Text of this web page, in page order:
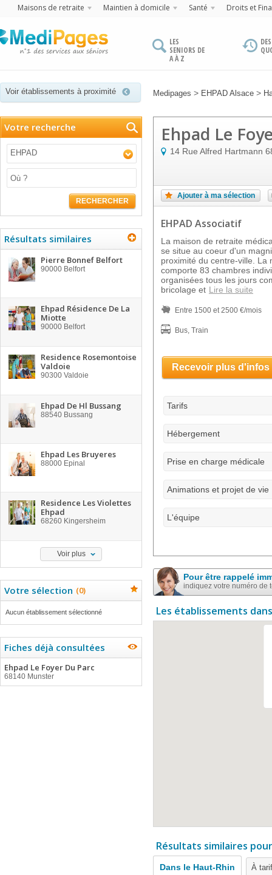
Maisons de retraite Maintien à domicile Santé Droits et
LES
SENIORS DE
A À Z
Voir établissements à proximité Medipages > EHPAD Alsace >
Votre recherche
EHPAD
RECHERCHER
Résultats similaires
Pierre Bonnef Belfort
90000 Belfort
Ehpad Résidence De La
Miotte
90000 Belfort
Residence Rosemontoise
Valdoie
90300 Valdoie
Ehpad De Hl Bussang
88540 Bussang
Ehpad Les Bruyeres
88000 Epinal
Residence Les Violettes
Ehpad
68260 Kingersheim
Voir plus
Votre sélection (0)
Aucun établissement sélectionné
Fiches déjà consultées
Ehpad Le Foyer Du Parc
68140 Munster
Ehpad Le
14 Rue Alfred Hartmann
Ajouter à ma sélection
EHPAD Associatif
La maison de retraite
se situe au coeur d'un
proximité du centre-ville. La
comporte 83 chambres
organisées tous les jours
bricolage et Lire la suite
Entre 1500 et 2500 €/mois
Bus, Train
Recevoir plus d'infos
Tarifs
Hébergement
Prise en charge médicale
Animations et projet de vie
L'équipe
Pour être rappelé
indiquez votre numéro de
Les établissements
Résultats similaires
Dans le Haut-Rhin À